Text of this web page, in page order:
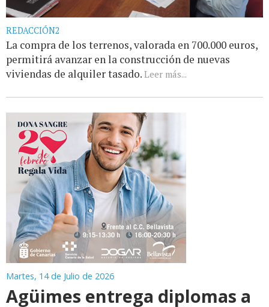
REDACCIÓN2
La compra de los terrenos, valorada en 700.000 euros,
permitirá avanzar en la construcción de nuevas
viviendas de alquiler tasado. Leer más...
Martes, 14 de Julio de 2026
Agüimes entrega diplomas a